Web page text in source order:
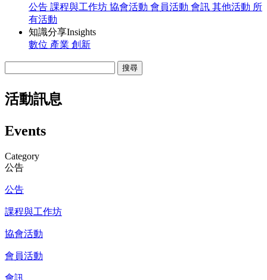
公告 課程與工作坊 協會活動 會員活動 會訊 其他活動 所
有活動
知識分享Insights
數位 產業 創新
搜尋
活動訊息
Events
Category
公告
公告
課程與工作坊
協會活動
會員活動
會訊